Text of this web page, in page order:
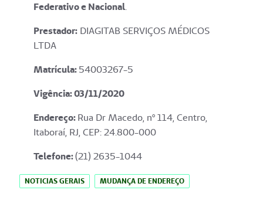
Federativo e Nacional.
Prestador: DIAGITAB SERVIÇOS MÉDICOS
LTDA
Matrícula:54003267-5
Vigência: 03/11/2020
Endereço:Rua Dr Macedo, nº 114, Centro,
Itaboraí, RJ, CEP: 24.800-000
Telefone:(21) 2635-1044
NOTICIAS GERAIS MUDANÇA DE ENDEREÇO